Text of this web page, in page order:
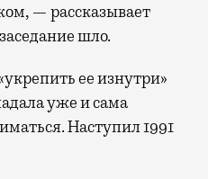
— рассказывает
шло.
ее изнутри»
уже и сама
Наступил 1991